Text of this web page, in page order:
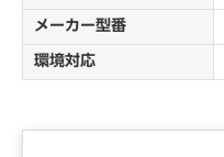
メーカー型番
環境対応